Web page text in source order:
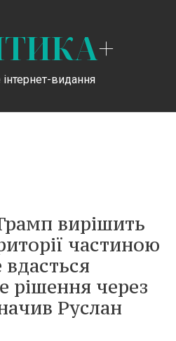
+
інтернет-видання
вирішить
частиною
вдасться
рішення через
Руслан